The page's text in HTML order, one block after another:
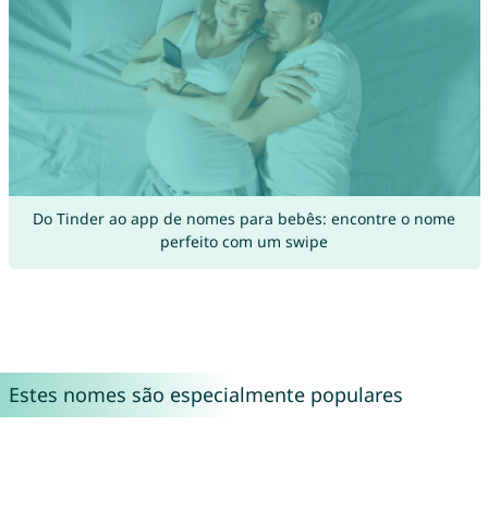
Do Tinder ao app de nomes para bebês: encontre o nome
perfeito com um swipe
Estes nomes são especialmente populares